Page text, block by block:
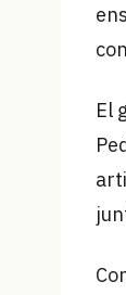
El